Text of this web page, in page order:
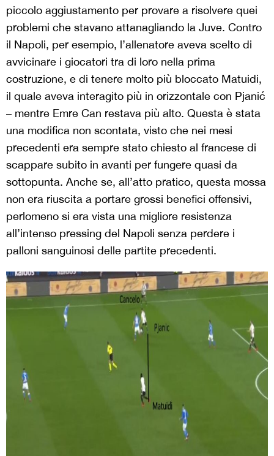
piccolo aggiustamento per provare a risolvere quei
problemi che stavano attanagliando la Juve. Contro
il Napoli, per esempio, l’allenatore aveva scelto di
avvicinare i giocatori tra di loro nella prima
costruzione, e di tenere molto più bloccato Matuidi,
il quale aveva interagito più in orizzontale con Pjanić
– mentre Emre Can restava più alto. Questa è stata
una modifica non scontata, visto che nei mesi
precedenti era sempre stato chiesto al francese di
scappare subito in avanti per fungere quasi da
sottopunta. Anche se, all’atto pratico, questa mossa
non era riuscita a portare grossi benefici offensivi,
perlomeno si era vista una migliore resistenza
all’intenso pressing del Napoli senza perdere i
palloni sanguinosi delle partite precedenti.